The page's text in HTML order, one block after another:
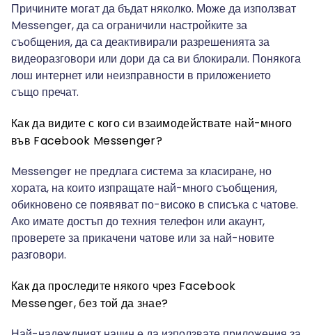
Причините могат да бъдат няколко. Може да използват
Messenger, да са ограничили настройките за
съобщения, да са деактивирали разрешенията за
видеоразговори или дори да са ви блокирали. Понякога
лош интернет или неизправности в приложението
също пречат.
Как да видите с кого си взаимодействате най-много
във Facebook Messenger?
Messenger не предлага система за класиране, но
хората, на които изпращате най-много съобщения,
обикновено се появяват по-високо в списъка с чатове.
Ако имате достъп до техния телефон или акаунт,
проверете за прикачени чатове или за най-новите
разговори.
Как да проследите някого чрез Facebook
Messenger, без той да знае?